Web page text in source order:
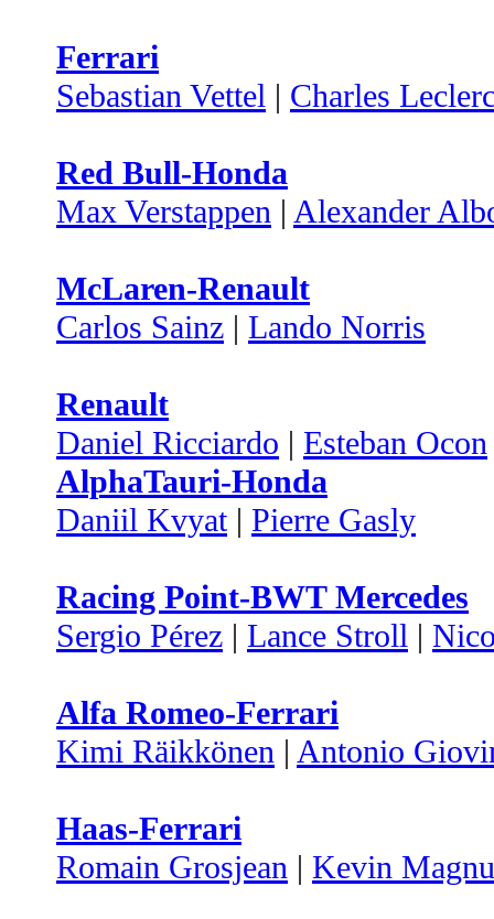
Ferrari
Sebastian Vettel | Charles
Red Bull-Honda
Max Verstappen | Alexander
McLaren-Renault
Carlos Sainz | Lando Norris
Renault
Daniel Ricciardo | Esteban Ocon
AlphaTauri-Honda
Daniil Kvyat| Pierre Gasly
Racing Point-BWT Mercedes
Sergio Pérez | Lance Stroll |
Alfa Romeo-Ferrari
Kimi Räikkönen | Antonio
Haas-Ferrari
Romain Grosjean | Kevin